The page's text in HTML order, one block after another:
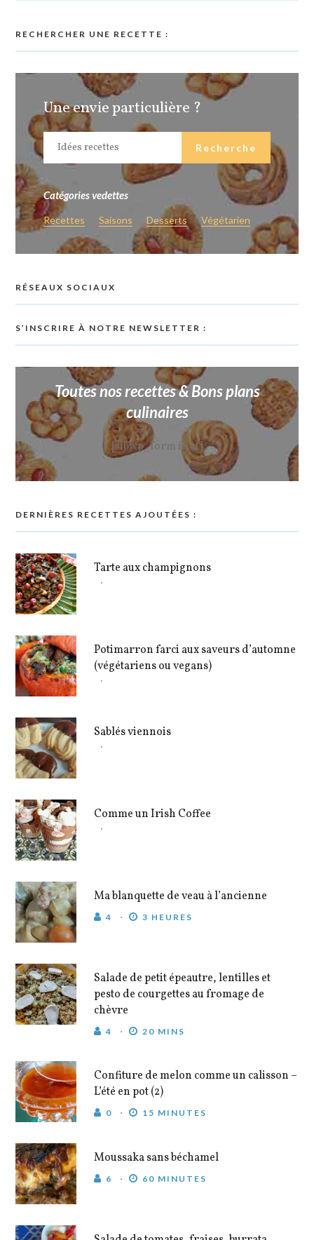
RECHERCHER UNE RECETTE :
Une envie particulière ?
Catégories vedettes
Recettes Saisons Desserts Végétarien
RÉSEAUX SOCIAUX
S’INSCRIRE À NOTRE NEWSLETTER :
Toutes nos recettes & Bons plans
culinaires
[sibwp_form id=1]
DERNIÈRES RECETTES AJOUTÉES :
Tarte aux champignons
Potimarron farci aux saveurs d’automne
(végétariens ou vegans)
Sablés viennois
Comme un Irish Coffee
Ma blanquette de veau à l’ancienne
4 3 HEURES
Salade de petit épeautre, lentilles et
pesto de courgettes au fromage de
chèvre
4 20 MINS
Confiture de melon comme un calisson –
L’été en pot (2)
0 15 MINUTES
Moussaka sans béchamel
6 60 MINUTES